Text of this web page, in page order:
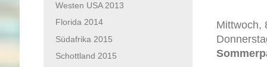
Mittwoch,
Westen USA 2013
Florida 2014
Südafrika 2015
Schottland 2015